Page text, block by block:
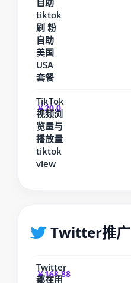
自助
tiktok
刷 粉
自助
美国
USA
套餐
TikTok
视频浏
览量与
播放量
tiktok
view
￥20.0
Twitter推广
Twitter
都在用
￥168.88